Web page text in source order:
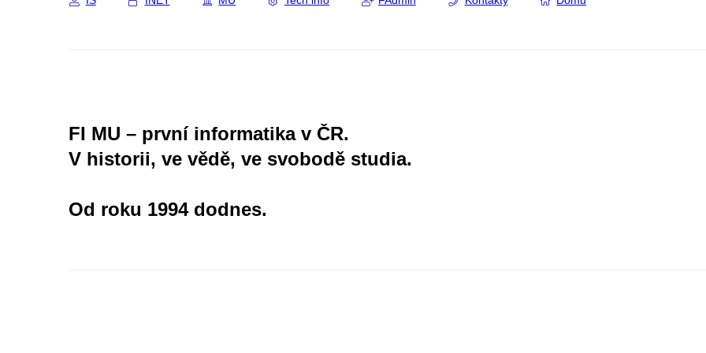
FI MU – první informatika v ČR.
V historii, ve vědě, ve svobodě studia.
Od roku 1994 dodnes.